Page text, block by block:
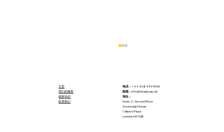
主页
我们的服务
税务知识
联系我们
电话： +44 208 349 3939
邮箱： info@tbagroup.uk
地址：
Suite 2, Second Floor
Sovereign House
1 Albert Place
London N3 1QB